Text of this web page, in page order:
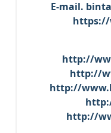
E-mail.
https://
http://
http://
http://
http://